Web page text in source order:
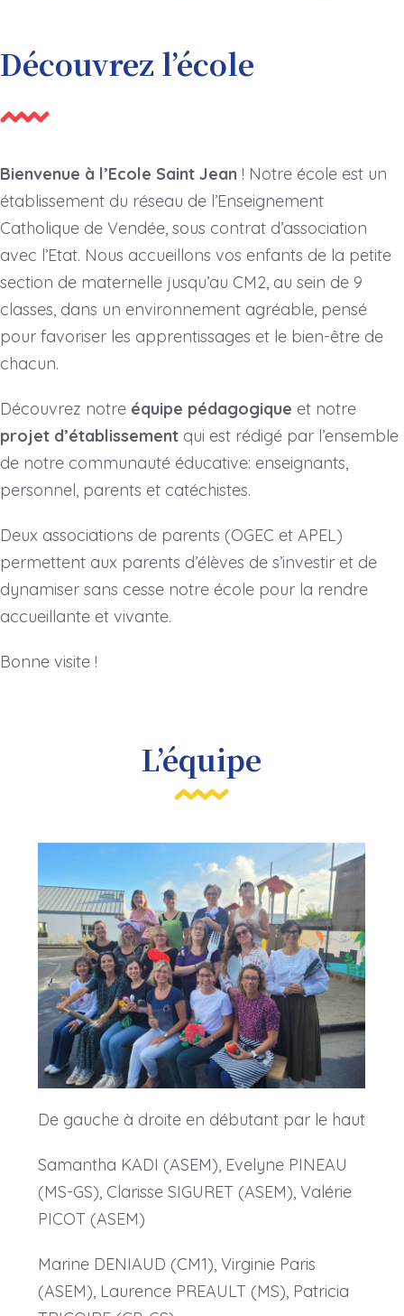
Découvrez l’école
Bienvenue à l’Ecole Saint Jean! Notre école est un
établissement du réseau de l’Enseignement
Catholique de Vendée, sous contrat d’association
avec l’Etat. Nous accueillons vos enfants de la petite
section de maternelle jusqu’au CM2, au sein de 9
classes, dans un environnement agréable, pensé
pour favoriser les apprentissages et le bien-être de
chacun.
Découvrez notre équipe pédagogique et notre
projet d’établissementqui est rédigé par l’ensemble
de notre communauté éducative: enseignants,
personnel, parents et catéchistes.
Deux associations de parents (OGEC et APEL)
permettent aux parents d’élèves de s’investir et de
dynamiser sans cesse notre école pour la rendre
accueillante et vivante.
Bonne visite !
L’équipe
De gauche à droite en débutant par le haut
Samantha KADI (ASEM), Evelyne PINEAU
(MS-GS), Clarisse SIGURET (ASEM), Valérie
PICOT (ASEM)
Marine DENIAUD (CM1), Virginie Paris
(ASEM), Laurence PREAULT (MS), Patricia